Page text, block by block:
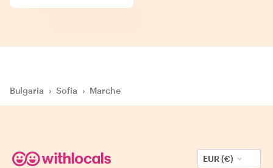
Bulgaria › Sofia › Marche
EUR (€)